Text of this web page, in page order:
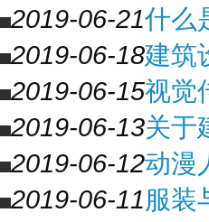
2019-06-21什么
2019-06-18建筑
2019-06-15视觉
2019-06-13关于
2019-06-12动漫
2019-06-11服装